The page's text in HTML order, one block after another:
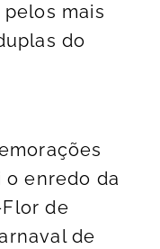
mais
do
enredo da
de
de